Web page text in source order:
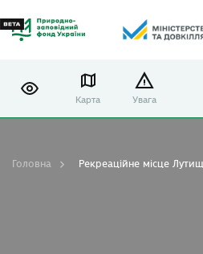
Карта Увага
Головна Рекреаційне місце